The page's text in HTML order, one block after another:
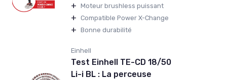
+ Moteur brushless puissant
+ Compatible Power X-Change
+ Bonne durabilité
Einhell
Test Einhell TE-CD 18/50
Li-i BL : La perceuse